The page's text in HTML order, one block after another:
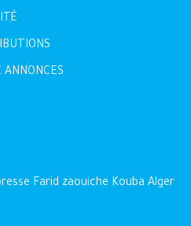
Farid zaouiche Kouba Alger